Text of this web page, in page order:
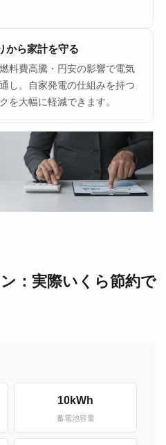
から家計を守る
料費高騰・円安の影響で電気
し。自家発電の仕組みを持つ
を大幅に軽減できます。
：実際いくら節約で
10kWh
蓄電池容量